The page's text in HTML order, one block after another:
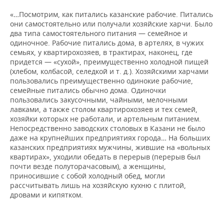
«…Посмотрим, как питались казанские рабочие. Питались
они самостоятельно или получали хозяйские харчи. Было
два типа самостоятельного питания — семейное и
одиночное. Рабочие питались дома, в артелях, в чужих
семьях, у квартирохозяев, в трактирах, наконец, где
придется — «сухой», преимущественно холодной пищей
(хлебом, колбасой, селедкой и т. д.). Хозяйскими харчами
пользовались преимущественно одинокие рабочие,
семейные питались обычно дома. Одиночки
пользовались закусочными, чайными, мелочными
лавками, а также столом квартирохозяев и тех семей,
хозяйки которых не работали, и артельным питанием.
Непосредственно заводских столовых в Казани не было
даже на крупнейших предприятиях города… На больших
казанских предприятиях мужчины, жившие на «вольных
квартирах», уходили обедать в перерыв (перерыв был
почти везде полуторачасовым), а женщины,
приносившие с собой холодный обед, могли
рассчитывать лишь на хозяйскую кухню с плитой,
дровами и кипятком.